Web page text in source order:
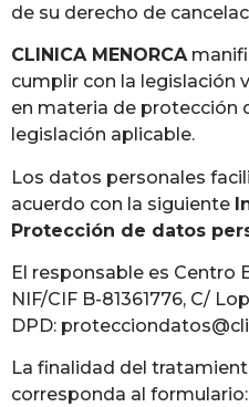
de su derecho de
CLINICA MENORCA
cumplir con la legislación
en materia de protección
legislación aplicable.
Los datos personales
acuerdo con la siguiente
Protección de datos
El responsable es Centro
NIF/CIF B-81361776, C/
DPD:
La finalidad del
corresponda al